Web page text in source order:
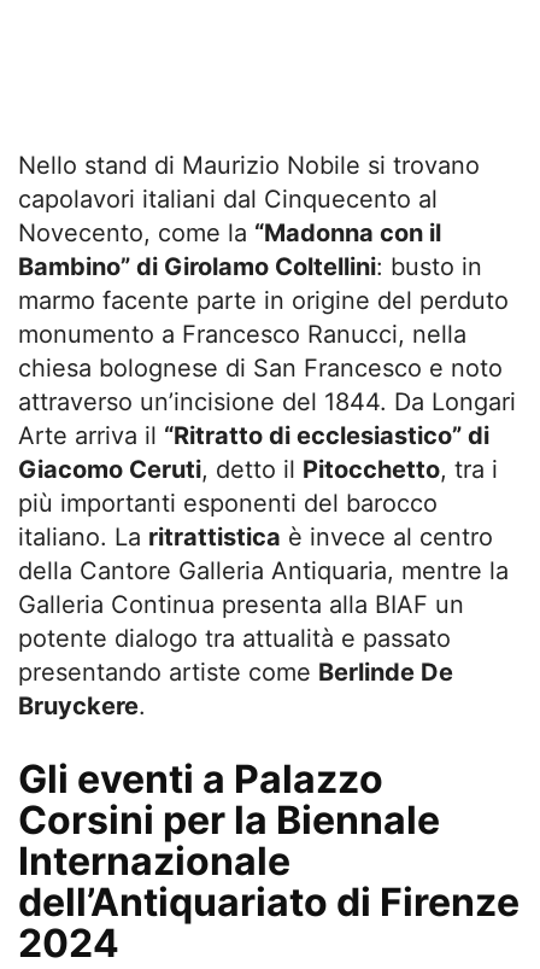
Nello stand di Maurizio Nobile si trovano
capolavori italiani dal Cinquecento al
Novecento, come la “Madonna con il
Bambino” di Girolamo Coltellini: busto in
marmo facente parte in origine del perduto
monumento a Francesco Ranucci, nella
chiesa bolognese di San Francesco e noto
attraverso un’incisione del 1844. Da Longari
Arte arriva il “Ritratto di ecclesiastico” di
Giacomo Ceruti, detto il Pitocchetto, tra i
più importanti esponenti del barocco
italiano. La ritrattistica è invece al centro
della Cantore Galleria Antiquaria, mentre la
Galleria Continua presenta alla BIAF un
potente dialogo tra attualità e passato
presentando artiste come Berlinde De
Bruyckere.
Gli eventi a Palazzo
Corsini per la Biennale
Internazionale
dell’Antiquariato di Firenze
2024